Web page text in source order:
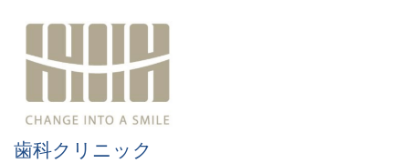
歯科クリニック